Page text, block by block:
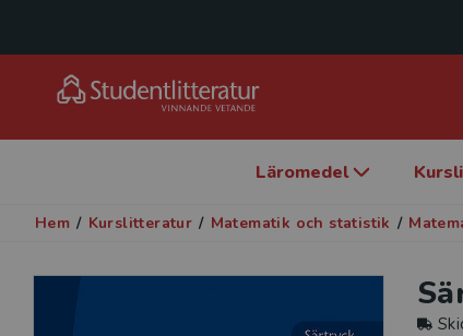
Läromedel
Hem / Kurslitteratur / Matematik och statistik /